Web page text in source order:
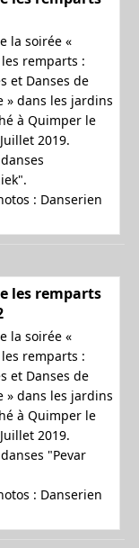
la soirée «
remparts :
et Danses de
» dans les jardins
à Quimper le
2019.
: Danserien
les remparts
la soirée «
remparts :
et Danses de
» dans les jardins
à Quimper le
2019.
"Pevar
: Danserien